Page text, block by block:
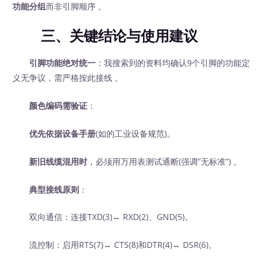
功能分组而非引脚顺序 。
三、关键结论与使用建议
引脚功能绝对统一 ：我搜索到的资料均确认9个引脚的功能定
义无争议，需严格按此接线 。
颜色编码需验证 ：
优先依据设备手册(如的工业设备规范)。
新旧线缆混用时 ，必须用万用表测试通断(强调”无标准”) 。
典型接线原则 ：
双向通信：连接TXD(3)↔ RXD(2)、GND(5)。
流控制：启用RTS(7)↔ CTS(8)和DTR(4)↔ DSR(6)。